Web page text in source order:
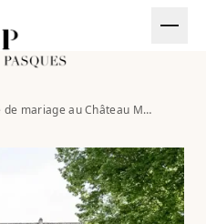
Photographe de mariage au Château Martinay